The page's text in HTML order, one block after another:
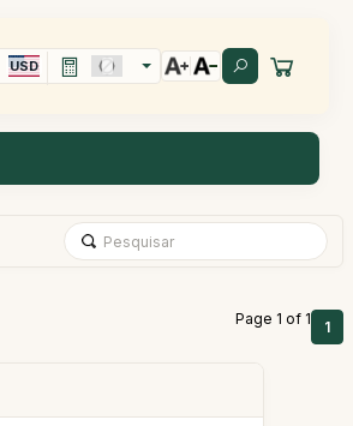
USD
Page 1 of 1 1